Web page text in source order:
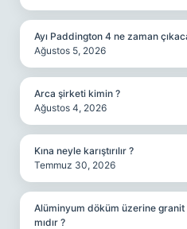
Ayı Paddington 4 ne zaman
Ağustos 5, 2026
Arca şirketi kimin ?
Ağustos 4, 2026
Kına neyle karıştırılır ?
Temmuz 30, 2026
Alüminyum döküm üzerine granit
mıdır ?